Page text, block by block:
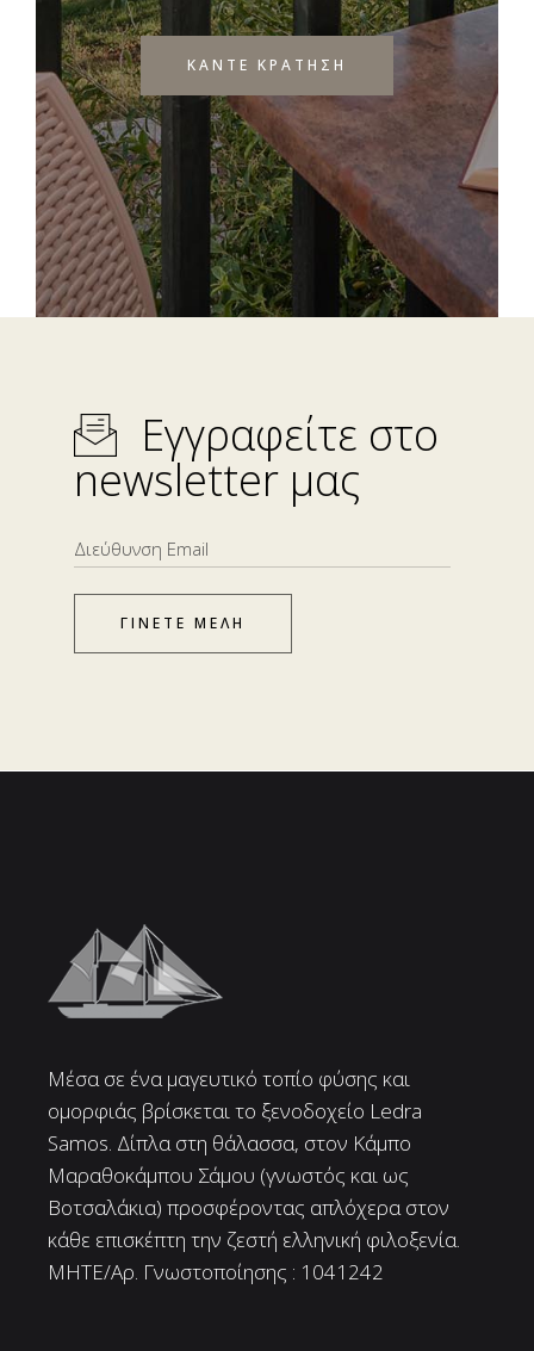
ΚΑΝΤΕ ΚΡΑΤΗΣΗ
Εγγραφείτε στο
newsletter μας
ΓΙΝΕΤΕ ΜΕΛΗ
Μέσα σε ένα μαγευτικό τοπίο φύσης και
ομορφιάς βρίσκεται το ξενοδοχείο Ledra
Samos. Δίπλα στη θάλασσα, στον Κάμπο
Μαραθοκάμπου Σάμου (γνωστός και ως
Βοτσαλάκια) προσφέροντας απλόχερα στον
κάθε επισκέπτη την ζεστή ελληνική φιλοξενία.
ΜΗΤΕ/Αρ. Γνωστοποίησης : 1041242